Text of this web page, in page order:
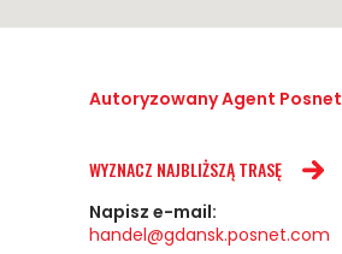
Autoryzowany Agent Posnet
WYZNACZ NAJBLIŻSZĄ TRASĘ
Napisz e-mail:
handel@gdansk.posnet.com